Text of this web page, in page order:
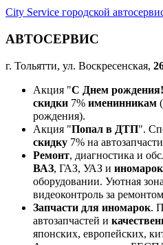
City Service городской
АВТОСЕРВИС
г. Тольятти, ул. Воскресенская,
Акция "С Днем рождения!
скидки 7% именинникам
рождения).
Акция "Попал в ДТП".
скидку 7% на
Ремонт, диагностика и
ВАЗ, ГАЗ, УАЗ и иномарок
оборудовании. Уютная
видеоконтроль за
Запчасти для иномарок.
автозапчастей и
японских, европейских,